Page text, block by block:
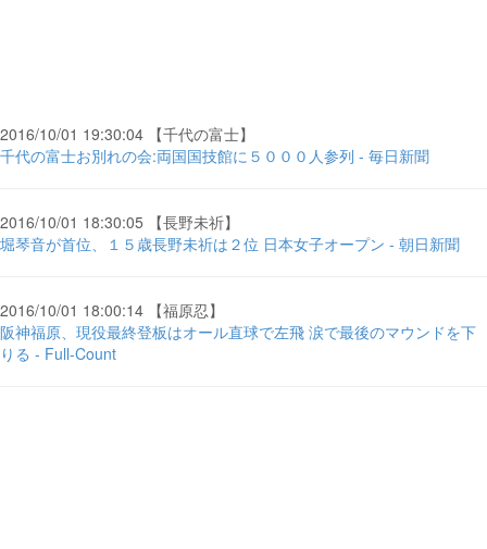
2016/10/01 19:30:04 【千代の富士】
千代の富士お別れの会:両国国技館に５０００人参列 - 毎日新聞
2016/10/01 18:30:05 【長野未祈】
堀琴音が首位、１５歳長野未祈は２位 日本女子オープン - 朝日新聞
2016/10/01 18:00:14 【福原忍】
阪神福原、現役最終登板はオール直球で左飛 涙で最後のマウンドを下
りる - Full-Count